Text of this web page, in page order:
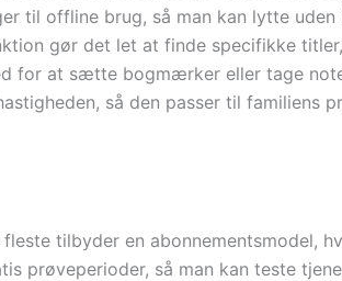
til offline brug, så man kan lytte
gør det let at finde specifikke
for at sætte bogmærker eller tage
så den passer til familiens
tilbyder en
prøveperioder, så man kan teste